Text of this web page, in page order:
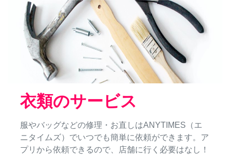
衣類のサービス
服やバッグなどの修理・お直しはANYTIMES（エ
ニタイムズ）でいつでも簡単に依頼ができます。ア
プリから依頼できるので、店舗に行く必要はなし！